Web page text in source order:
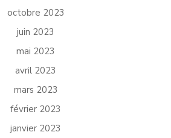
octobre 2023
juin 2023
mai 2023
avril 2023
mars 2023
février 2023
janvier 2023